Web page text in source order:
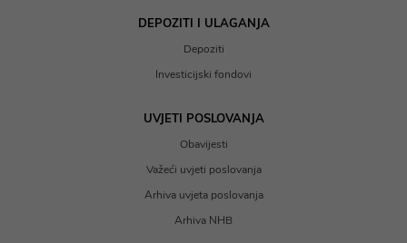
DEPOZITI I ULAGANJA
Depoziti
Investicijski fondovi
UVJETI POSLOVANJA
Obavijesti
Važeći uvjeti poslovanja
Arhiva uvjeta poslovanja
Arhiva NHB